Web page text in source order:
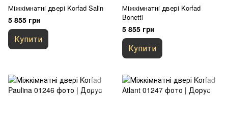
Міжкімнатні двері Korfad Salin
5 855 грн
Купити
Міжкімнатні двері Korfad
Bonetti
5 855 грн
Купити